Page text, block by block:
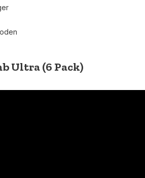
Ultra (6 Pack)